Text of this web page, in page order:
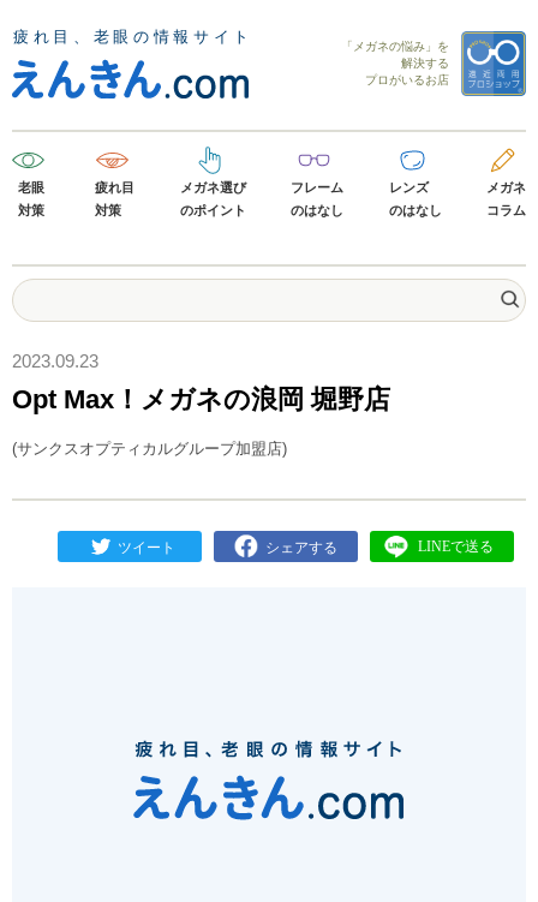
「メガネの悩み」を
解決する
プロがいるお店
老眼
対策
疲れ目
対策
メガネ選び
のポイント
フレーム
のはなし
レンズ
のはなし
メガネ
コラム
2023.09.23
Opt Max！メガネの浪岡 堀野店